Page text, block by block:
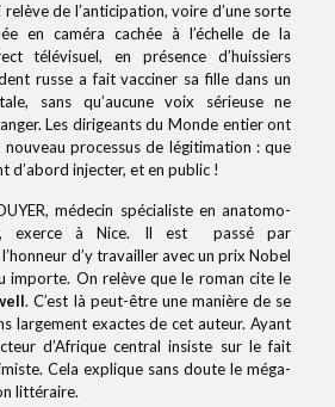
de l’anticipation, voire d’une sorte
en caméra cachée à l’échelle de la
télévisuel, en présence d’huissiers
russe a fait vacciner sa fille dans un
sans qu’aucune voix sérieuse ne
Les dirigeants du Monde entier ont
processus de légitimation : que
d’abord injecter, et en public !
médecin spécialiste en anatomo-
exerce à Nice. Il est passé par
d’y travailler avec un prix Nobel
importe. On relève que le roman cite le
. C’est là peut-être une manière de se
largement exactes de cet auteur. Ayant
d’Afrique central insiste sur le fait
Cela explique sans doute le méga-
littéraire.